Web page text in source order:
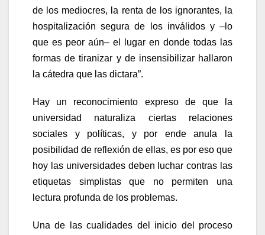
de los mediocres, la renta de los ignorantes, la
hospitalización segura de los inválidos y –lo
que es peor aún– el lugar en donde todas las
formas de tiranizar y de insensibilizar hallaron
la cátedra que las dictara”.
Hay un reconocimiento expreso de que la
universidad naturaliza ciertas relaciones
sociales y políticas, y por ende anula la
posibilidad de reflexión de ellas, es por eso que
hoy las universidades deben luchar contras las
etiquetas simplistas que no permiten una
lectura profunda de los problemas.
Una de las cualidades del inicio del proceso